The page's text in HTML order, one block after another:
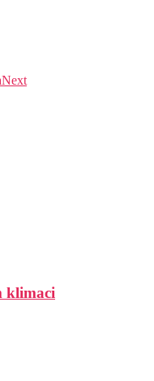
Next
klimaci